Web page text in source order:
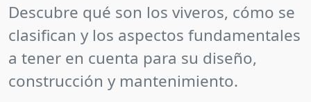
Descubre qué son los viveros, cómo se
clasifican y los aspectos fundamentales
a tener en cuenta para su diseño,
construcción y mantenimiento.